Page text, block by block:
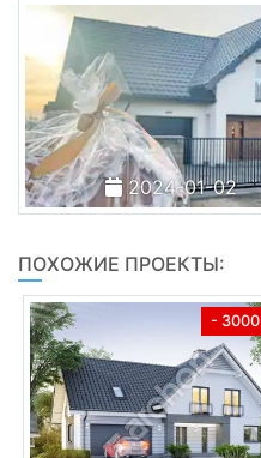
2024-01-
ПОХОЖИЕ ПРОЕКТЫ:
- 3000